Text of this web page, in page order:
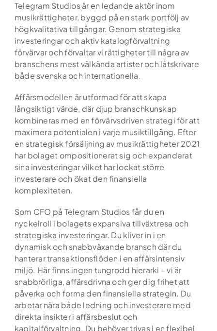
Skip
content
Telegram Studios är en ledande aktör inom
musikrättigheter, byggd på en stark portfölj av
högkvalitativa tillgångar. Genom strategiska
investeringar och aktiv katalogförvaltning
förvärvar och förvaltar vi rättigheter till några av
branschens mest välkända artister och låtskrivare
både svenska och internationella.
Affärsmodellen är utformad för att skapa
långsiktigt värde, där djup branschkunskap
kombineras med en förvärvsdriven strategi för att
maximera potentialen i varje musiktillgång. Efter
en strategisk försäljning av musikrättigheter 2021
har bolaget ompositionerat sig och expanderat
sina investeringar vilket har lockat större
investerare och ökat den finansiella
komplexiteten.
Som CFO på Telegram Studios får du en
nyckelroll i bolagets expansiva tillväxtresa och
strategiska investeringar. Du kliver in i en
dynamisk och snabbväxande bransch där du
hanterar transaktionsflöden i en affärsintensiv
miljö. Här finns ingen tungrodd hierarki – vi är
snabbrörliga, affärsdrivna och ger dig frihet att
påverka och forma den finansiella strategin. Du
arbetar nära både ledning och investerare med
direkta insikter i affärsbeslut och
kapitalförvaltning. Du behöver trivas i en flexibel